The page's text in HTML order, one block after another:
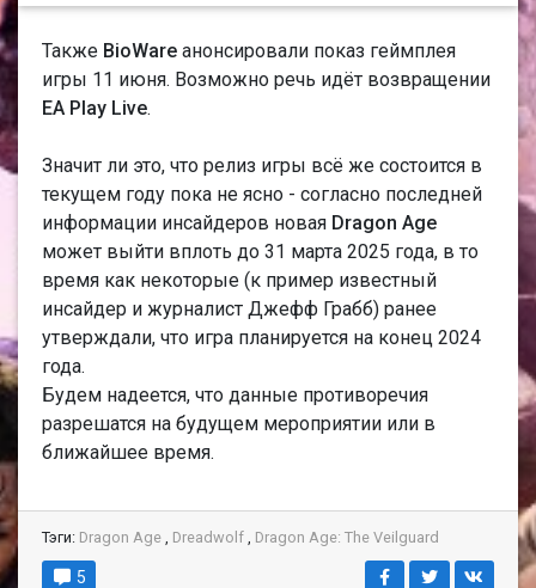
Также BioWare анонсировали показ геймплея
игры 11 июня. Возможно речь идёт возвращении
EA Play Live.
Значит ли это, что релиз игры всё же состоится в
текущем году пока не ясно - согласно последней
информации инсайдеров новая Dragon Age
может выйти вплоть до 31 марта 2025 года, в то
время как некоторые (к пример известный
инсайдер и журналист Джефф Грабб) ранее
утверждали, что игра планируется на конец 2024
года.
Будем надеется, что данные противоречия
разрешатся на будущем мероприятии или в
ближайшее время.
Тэги: Dragon Age Dreadwolf Dragon Age: The Veilguard
5